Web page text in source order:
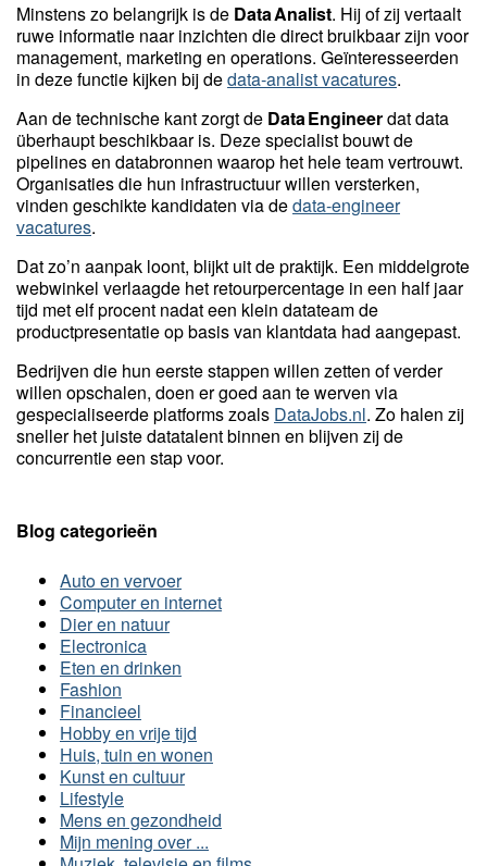
Minstens zo belangrijk is de Data Analist. Hij of zij vertaalt
ruwe informatie naar inzichten die direct bruikbaar zijn voor
management, marketing en operations. Geïnteresseerden
in deze functie kijken bij dedata‑analist vacatures.
Aan de technische kant zorgt de Data Engineerdat data
überhaupt beschikbaar is. Deze specialist bouwt de
pipelines en databronnen waarop het hele team vertrouwt.
Organisaties die hun infrastructuur willen versterken,
vinden geschikte kandidaten via dedata‑engineer
vacatures.
Dat zo’n aanpak loont, blijkt uit de praktijk. Een middelgrote
webwinkel verlaagde het retourpercentage in een half jaar
tijd met elf procent nadat een klein datateam de
productpresentatie op basis van klantdata had aangepast.
Bedrijven die hun eerste stappen willen zetten of verder
willen opschalen, doen er goed aan te werven via
gespecialiseerde platforms zoals DataJobs.nl. Zo halen zij
sneller het juiste datatalent binnen en blijven zij de
concurrentie een stap voor.
Blog categorieën
Auto en vervoer
Computer en internet
Dier en natuur
Electronica
Eten en drinken
Fashion
Financieel
Hobby en vrije tijd
Huis, tuin en wonen
Kunst en cultuur
Lifestyle
Mens en gezondheid
Mijn mening over ...